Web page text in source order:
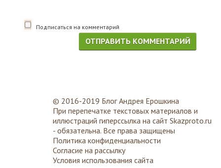
Подписаться на комментарий
© 2016-2019 Блог Андрея Ерошкина
При перепечатке текстовых материалов и
иллюстраций гиперссылка на сайт Skazproto.ru
- обязательна. Все права защищены
Политика конфиденциальности
Согласие на рассылку
Условия использования сайта